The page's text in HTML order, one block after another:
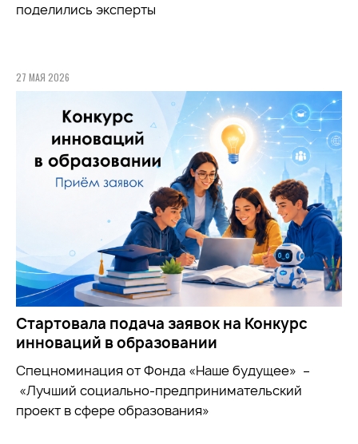
поделились эксперты
27 МАЯ 2026
Стартовала подача заявок на Конкурс
инноваций в образовании
Спецноминация от Фонда «Наше будущее» –
«Лучший социально-предпринимательский
проект в сфере образования»